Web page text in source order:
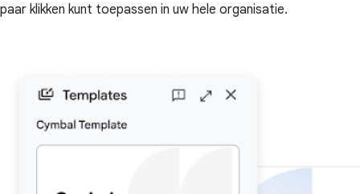
paar klikken kunt toepassen in uw hele organisatie.